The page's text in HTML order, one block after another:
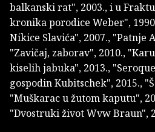
balkanski rat", 2003., i u
kronika porodice Weber",
Nikice Slavića", 2007., "Patnje
"Zavičaj, zaborav", 2010.,
kiselih jabuka", 2013.,
gospodin Kubitschek", 2015.,
"Muškarac u žutom kaputu",
"Dvostruki život Wvw Braun",